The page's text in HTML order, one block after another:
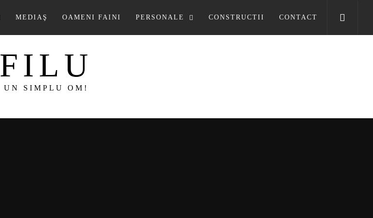
MEDIAŞ OAMENI FAINI PERSONALE CONSTRUCTII CONTACT
FILU
UN SIMPLU OM!